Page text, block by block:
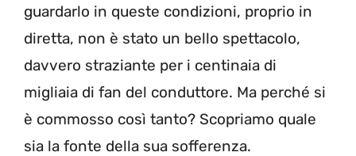
guardarlo in queste condizioni, proprio in
diretta, non è stato un bello spettacolo,
davvero straziante per i centinaia di
migliaia di fan del conduttore. Ma perché si
è commosso così tanto? Scopriamo quale
sia la fonte della sua sofferenza.